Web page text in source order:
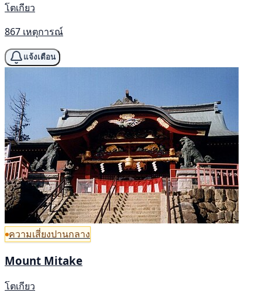
โตเกียว
867 เหตุการณ์
แจ้งเตือน
ความเสี่ยงปานกลาง
Mount Mitake
โตเกียว